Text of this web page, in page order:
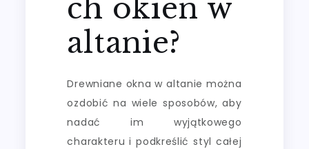
ch okien w
altanie?
Drewniane okna w altanie można
ozdobić na wiele sposobów, aby
nadać im wyjątkowego
charakteru i podkreślić styl całej